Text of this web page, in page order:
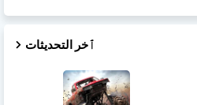
ٱخر التحديثات